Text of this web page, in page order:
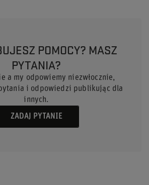
POMOCY? MASZ
PYTANIA?
a my odpowiemy niezwłocznie,
i odpowiedzi publikując dla
innych.
ZADAJ PYTANIE